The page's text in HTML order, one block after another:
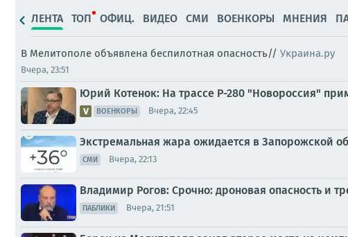
ЛЕНТА ТОП ОФИЦ. ВИДЕО СМИ ВОЕНКОРЫ МНЕНИЯ
В Мелитополе объявлена беспилотная опасность// Украина.ру
Вчера, 23:51
Юрий Котенок: На трассе Р-280 "Новороссия"
ВОЕНКОРЫ Вчера, 22:45
Экстремальная жара ожидается в Запорожской
СМИ Вчера, 22:13
Владимир Рогов: Срочно: дроновая опасность и
ПАБЛИКИ Вчера, 21:51